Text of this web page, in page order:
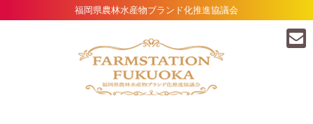
福岡県農林水産物ブランド化推進協議会